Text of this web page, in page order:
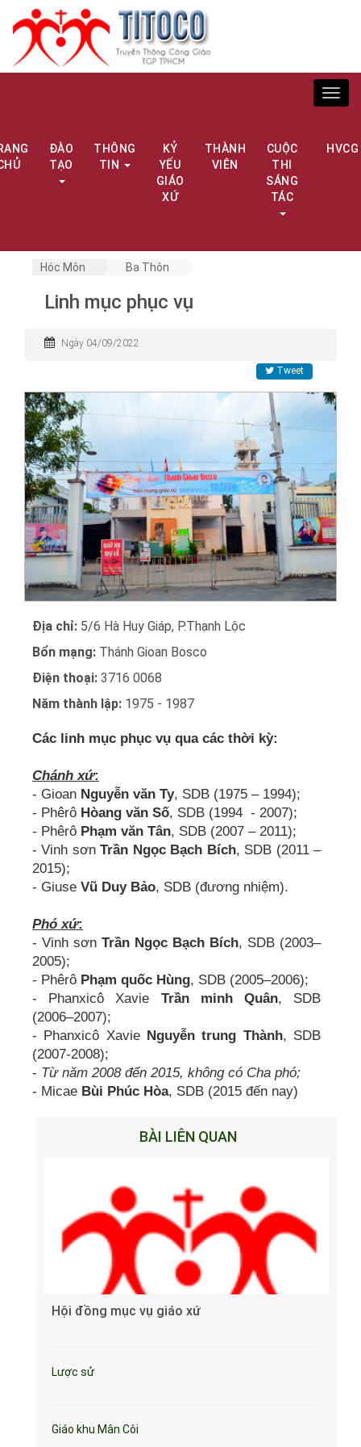
ĐÀO
TẠO
THÔNG
TIN
KỶ
YẾU
GIÁO
XỨ
THÀNH
VIÊN
CUỘC
THI
SÁNG
TÁC
HVCG
Hóc Môn Ba Thôn
Linh mục phục vụ
Ngày 04/09/2022
Tweet
Địa chỉ: 5/6 Hà Huy Giáp, P.Thạnh Lộc
Bổn mạng: Thánh Gioan Bosco
Điện thoại: 3716 0068
Năm thành lập: 1975 - 1987
Các linh mục phục vụ qua các thời kỳ:
Chánh xứ:
- Gioan Nguyễn văn Ty, SDB (1975 – 1994);
- Phêrô Hòang văn Số, SDB (1994 - 2007);
- Phêrô Phạm văn Tân, SDB (2007 – 2011);
- Vinh sơnTrần Ngọc Bạch Bích, SDB (2011 –
2015);
- Giuse Vũ Duy Bảo, SDB (đương nhiệm).
Phó xứ:
- Vinh sơn Trần Ngọc Bạch Bích, SDB (2003–
2005);
- Phêrô Phạm quốc Hùng, SDB (2005–2006);
- Phanxicô Xavie Trần minh Quân, SDB
(2006–2007);
- Phanxicô Xavie Nguyễn trung Thành, SDB
(2007-2008);
- Từ năm 2008 đến 2015, không có Cha phó;
- Micae Bùi Phúc Hòa, SDB (2015 đến nay)
BÀI LIÊN QUAN
Hội đồng mục vụ giáo xứ
Lược sử
Giáo khu Mân Côi